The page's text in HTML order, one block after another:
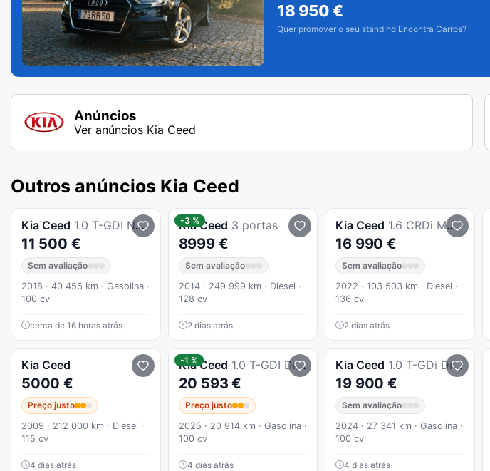
18 950€
Quer promover o seu stand no Encontra Carros?
Anúncios
Ver anúncios Kia Ceed
Outros anúncios Kia Ceed
Kia Ceed 1.0 T-GDI Nav Line
11 500 €
Sem avaliação
2018 · 40 456 km · Gasolina ·
100 cv
cerca de 16 horas atrás
-3 %
Kia Ceed 3 portas
8999 €
Sem avaliação
2014 · 249 999 km · Diesel ·
128 cv
2 dias atrás
Kia Ceed 1.6 CRDi MHEV Drive
16 990 €
Sem avaliação
2022 · 103 503 km · Diesel ·
136 cv
2 dias atrás
Kia Ceed
5000 €
Preço justo
2009 · 212 000 km · Diesel ·
115 cv
4 dias atrás
-1 %
Kia Ceed 1.0 T-GDI Drive
20 593 €
Preço justo
2025 · 20 914 km · Gasolina ·
100 cv
4 dias atrás
Kia Ceed 1.0 T-GDi Drive
19 900 €
Sem avaliação
2024 · 27 341 km · Gasolina ·
100 cv
4 dias atrás